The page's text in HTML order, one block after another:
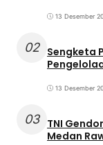
13 Desember
02 Sengketa
13 Desember
03 TNI
Medan